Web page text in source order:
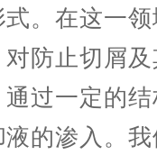
。在这一
防止切屑
过一定的
的渗入。